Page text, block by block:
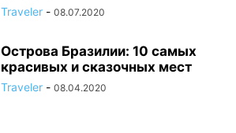
Traveler - 08.07.2020
Острова Бразилии: 10 самых
красивых и сказочных мест
Traveler - 08.04.2020